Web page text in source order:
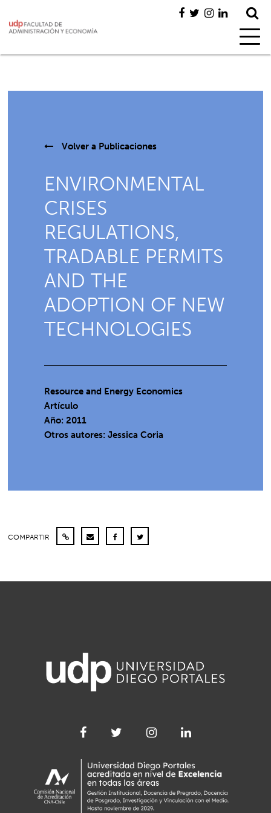
Volver a Publicaciones
ENVIRONMENTAL
CRISES
REGULATIONS,
TRADABLE PERMITS
AND THE
ADOPTION OF NEW
TECHNOLOGIES
Resource and Energy Economics
Artículo
Año: 2011
Otros autores: Jessica Coria
COMPARTIR